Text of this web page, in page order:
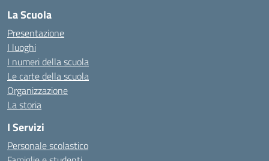
La Scuola
Presentazione
I luoghi
I numeri della scuola
Le carte della scuola
Organizzazione
La storia
I Servizi
Personale scolastico